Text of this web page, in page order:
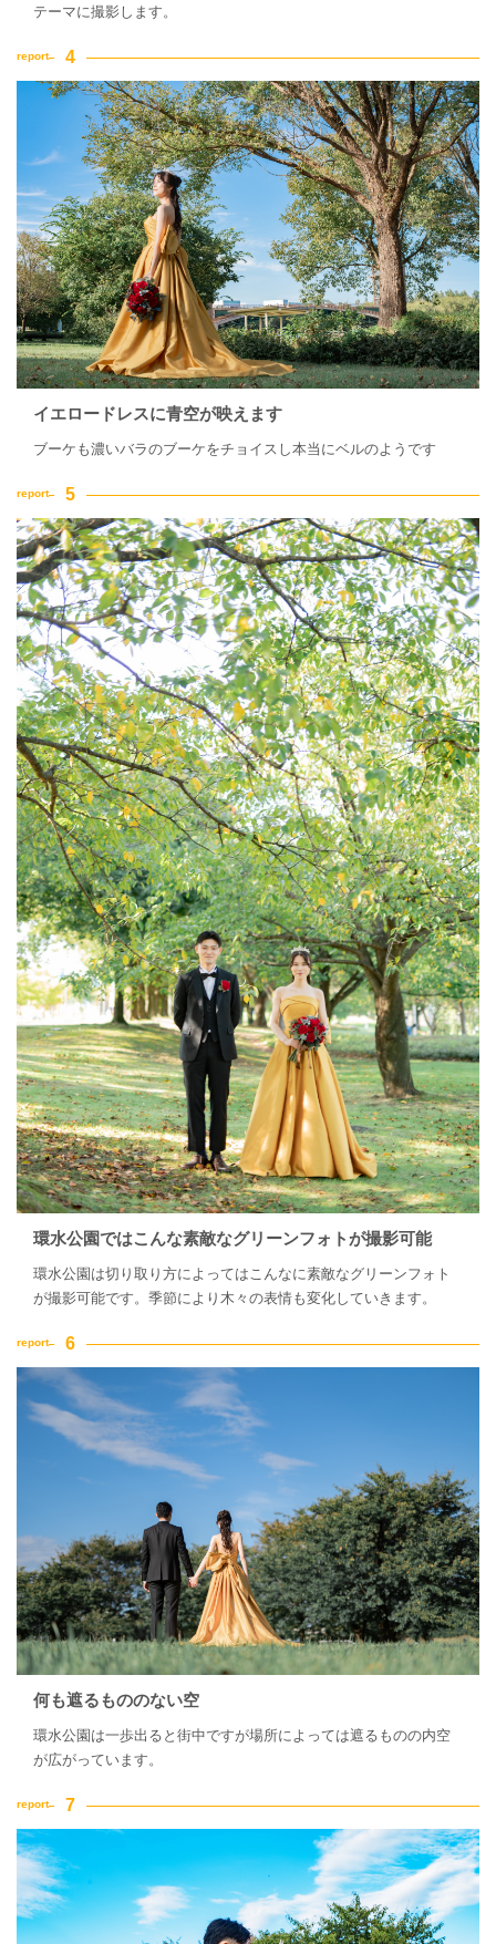
テーマに撮影します。
イエロードレスに青空が映えます
ブーケも濃いバラのブーケをチョイスし本当にベルのようです
環水公園ではこんな素敵なグリーンフォトが撮影可能
環水公園は切り取り方によってはこんなに素敵なグリーンフォト
が撮影可能です。季節により木々の表情も変化していきます。
何も遮るもののない空
環水公園は一歩出ると街中ですが場所によっては遮るものの内空
が広がっています。